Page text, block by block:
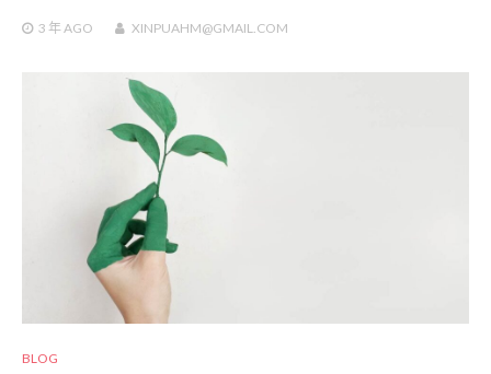
3 年AGO XINPUAHM@GMAIL.COM
BLOG